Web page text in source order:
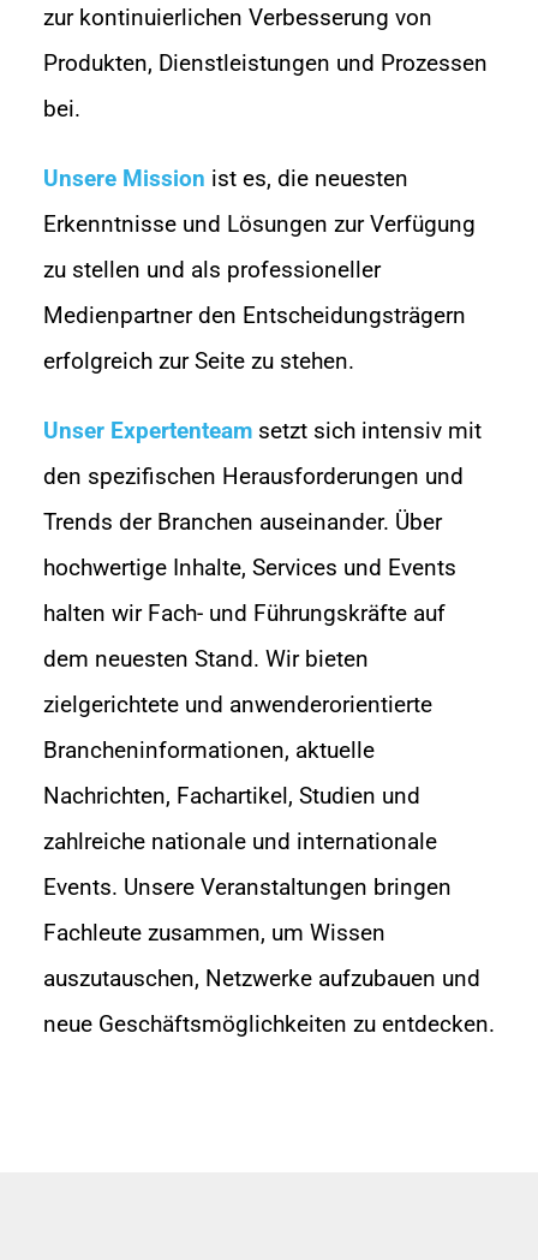
zur kontinuierlichen Verbesserung von
Produkten, Dienstleistungen und Prozessen
bei.
Unsere Mission ist es, die neuesten
Erkenntnisse und Lösungen zur Verfügung
zu stellen und als professioneller
Medienpartner den Entscheidungsträgern
erfolgreich zur Seite zu stehen.
Unser Expertenteamsetzt sich intensiv mit
den spezifischen Herausforderungen und
Trends der Branchen auseinander. Über
hochwertige Inhalte, Services und Events
halten wir Fach- und Führungskräfte auf
dem neuesten Stand. Wir bieten
zielgerichtete und anwenderorientierte
Brancheninformationen, aktuelle
Nachrichten, Fachartikel, Studien und
zahlreiche nationale und internationale
Events. Unsere Veranstaltungen bringen
Fachleute zusammen, um Wissen
auszutauschen, Netzwerke aufzubauen und
neue Geschäftsmöglichkeiten zu entdecken.